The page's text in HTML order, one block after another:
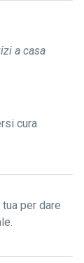
a casa
cura
per dare